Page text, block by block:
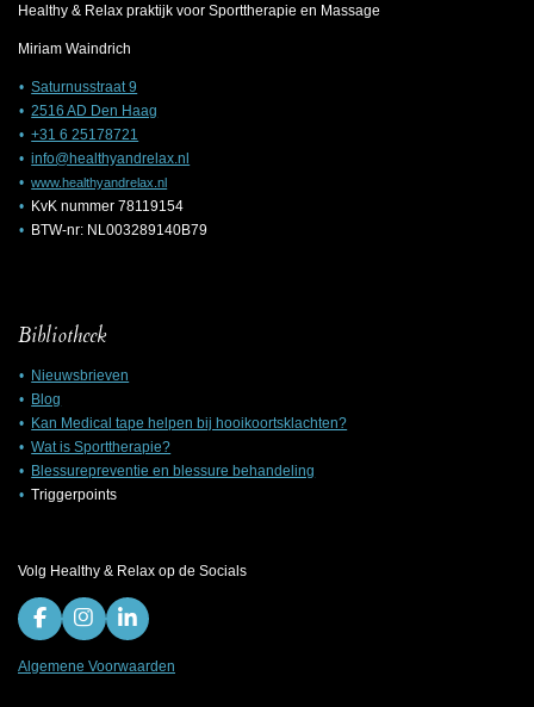
Healthy & Relax praktijk voor Sporttherapie en Massage
Miriam Waindrich
Saturnusstraat 9
2516 AD Den Haag
+31 6 25178721
info@healthyandrelax.nl
www.healthyandrelax.nl
KvK nummer 78119154
BTW-nr: NL003289140B79
Bibliotheek
Nieuwsbrieven
Blog
Kan Medical tape helpen bij hooikoortsklachten?
Wat is Sporttherapie?
Blessurepreventie en blessure behandeling
Triggerpoints
Volg Healthy & Relax op de Socials
F
a
c
I
n
s
L
i
n
Algemene Voorwaarden